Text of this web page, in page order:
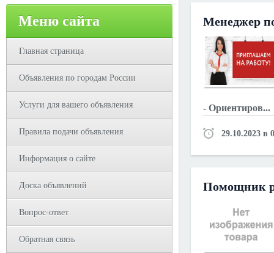
Меню сайта
Главная страница
Объявления по городам России
Услуги для вашего объявления
Правила подачи объявления
Информация о сайте
Доска объявлений
Вопрос-ответ
Обратная связь
Менеджер
- Ориентиров...
29.10.2023 в
Помощник